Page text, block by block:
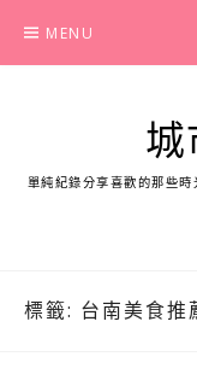
content
MENU
城
單純紀錄分享喜歡的那些
標籤: 台南美食推